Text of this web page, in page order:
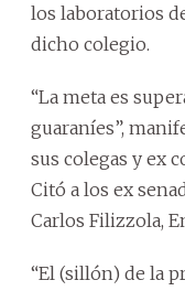
los laboratorios
dicho colegio.
“La meta es
guaraníes”,
sus colegas y ex
Citó a los ex
Carlos Filizzola,
“El (sillón) de la